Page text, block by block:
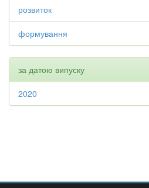
розвиток
формування
за датою випуску
2020